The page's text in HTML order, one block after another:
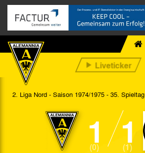
2. Liga Nord - Saison 1974/1975 - 35. Spieltag
1
(0) 1
(1)